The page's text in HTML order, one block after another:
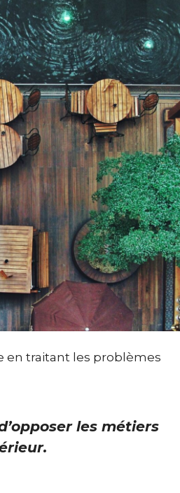
en traitant les problèmes
les métiers